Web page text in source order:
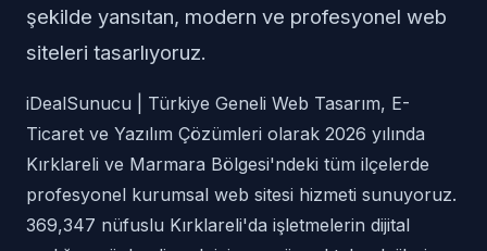
şekilde yansıtan, modern ve profesyonel web
siteleri tasarlıyoruz.
iDealSunucu | Türkiye Geneli Web Tasarım, E-
Ticaret ve Yazılım Çözümleri olarak 2026 yılında
Kırklareli ve Marmara Bölgesi'ndeki tüm ilçelerde
profesyonel kurumsal web sitesi hizmeti sunuyoruz.
369,347 nüfuslu Kırklareli'da işletmelerin dijital